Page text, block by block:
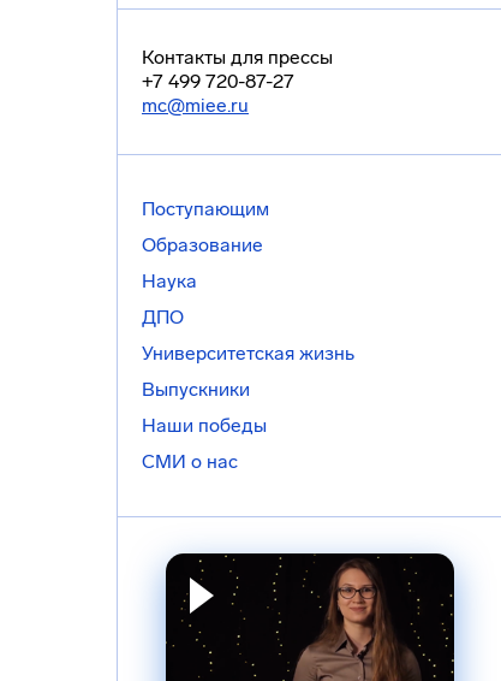
Контакты для прессы
+7 499 720-87-27
mc@miee.ru
Поступающим
Образование
Наука
ДПО
Университетская жизнь
Выпускники
Наши победы
СМИ о нас